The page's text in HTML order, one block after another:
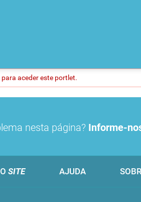
aceder este portlet.
nesta página? Informe-
SITE AJUDA